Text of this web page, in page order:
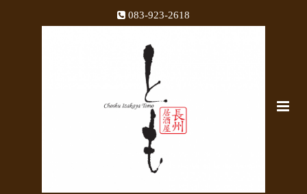
083-923-2618